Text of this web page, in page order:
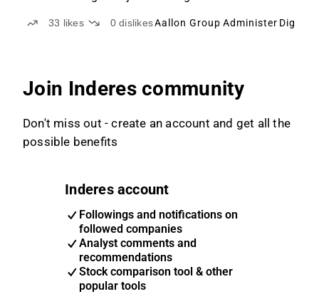
33 likes 0dislikesAallon Group Administer Digia
Join Inderes community
Don't miss out - create an account and get all the
possible benefits
Inderes account
Followings and notifications on
followed companies
Analyst comments and
recommendations
Stock comparison tool & other
popular tools